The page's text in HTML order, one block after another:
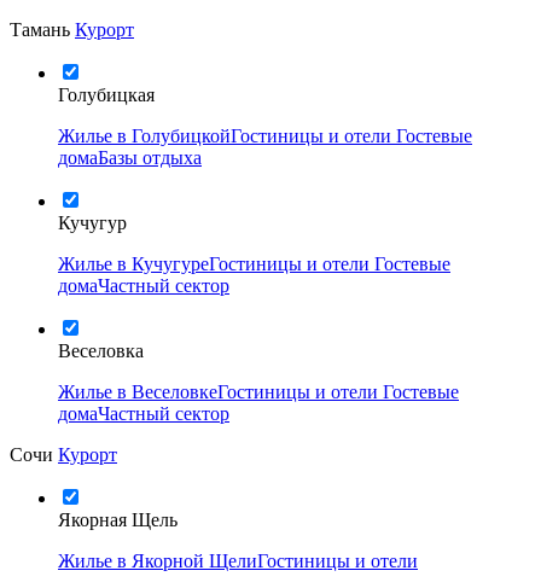
Тамань Курорт
Голубицкая
Жилье в ГолубицкойГостиницы и отели Гостевые
домаБазы отдыха
Кучугур
Жилье в КучугуреГостиницы и отели Гостевые
домаЧастный сектор
Веселовка
Жилье в ВеселовкеГостиницы и отели Гостевые
домаЧастный сектор
Сочи Курорт
Якорная Щель
Жилье в Якорной ЩелиГостиницы и отели